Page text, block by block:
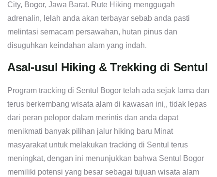
City, Bogor, Jawa Barat. Rute Hiking menggugah
adrenalin, lelah anda akan terbayar sebab anda pasti
melintasi semacam persawahan, hutan pinus dan
disuguhkan keindahan alam yang indah.
Asal-usul Hiking & Trekking di Sentul
Program tracking di Sentul Bogor telah ada sejak lama dan
terus berkembang wisata alam di kawasan ini,, tidak lepas
dari peran pelopor dalam merintis dan anda dapat
menikmati banyak pilihan jalur hiking baru Minat
masyarakat untuk melakukan tracking di Sentul terus
meningkat, dengan ini menunjukkan bahwa Sentul Bogor
memiliki potensi yang besar sebagai tujuan wisata alam